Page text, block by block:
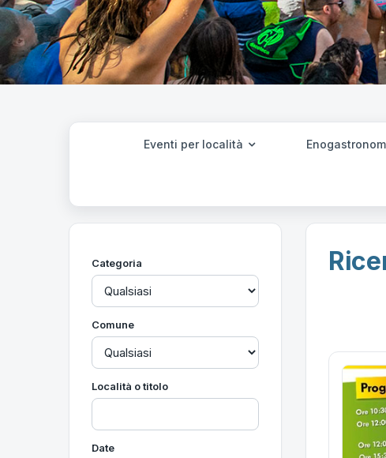
Eventi per località
Categoria
Comune
Località o titolo
Date